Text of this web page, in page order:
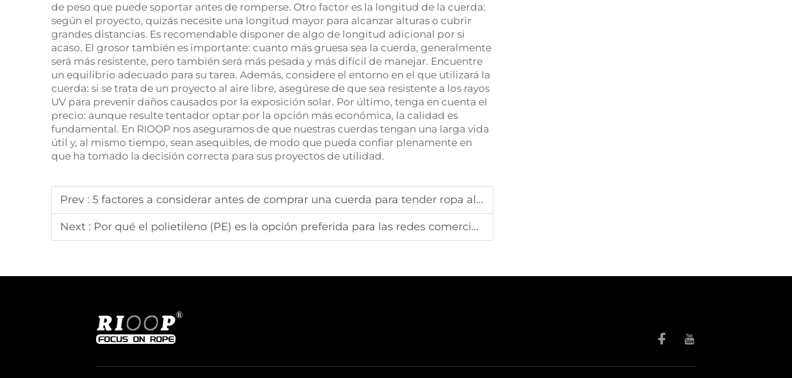
de peso que puede soportar antes de romperse. Otro factor es la longitud de la cuerda:
según el proyecto, quizás necesite una longitud mayor para alcanzar alturas o cubrir
grandes distancias. Es recomendable disponer de algo de longitud adicional por si
acaso. El grosor también es importante: cuanto más gruesa sea la cuerda, generalmente
será más resistente, pero también será más pesada y más difícil de manejar. Encuentre
un equilibrio adecuado para su tarea. Además, considere el entorno en el que utilizará la
cuerda: si se trata de un proyecto al aire libre, asegúrese de que sea resistente a los rayos
UV para prevenir daños causados por la exposición solar. Por último, tenga en cuenta el
precio: aunque resulte tentador optar por la opción más económica, la calidad es
fundamental. En RIOOP nos aseguramos de que nuestras cuerdas tengan una larga vida
útil y, al mismo tiempo, sean asequibles, de modo que pueda confiar plenamente en
que ha tomado la decisión correcta para sus proyectos de utilidad.
Prev : 5 factores a considerar antes de comprar una cuerda para tender ropa al aire libre
Next : Por qué el polietileno (PE) es la opción preferida para las redes comerciales de pesca